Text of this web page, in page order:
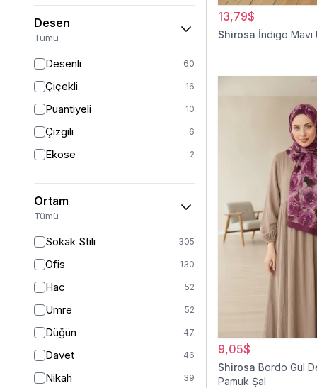
Viskon 17
Saten 15
Peluş 2
Jarse
Kadife
Süet
Sandy
Desen
Tümü
Desenli 60
Çiçekli 16
Puantiyeli 10
Çizgili 6
Ekose 2
Ortam
Tümü
Sokak Stili 305
Ofis 130
Hac 52
Umre 52
Düğün 47
Davet 46
Nikah 39
13,79$
Shirosa İndigo Mavi
9,05$
Shirosa Bordo Gül
Pamuk Şal